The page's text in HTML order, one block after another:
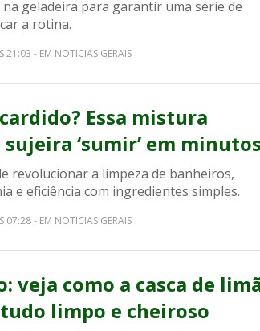
geladeira para garantir uma série de
a rotina.
- EM NOTICIAS GERAIS
Essa mistura
‘sumir’ em minutos
revolucionar a limpeza de banheiros,
e eficiência com ingredientes simples.
- EM NOTICIAS GERAIS
veja como a casca de
limpo e cheiroso